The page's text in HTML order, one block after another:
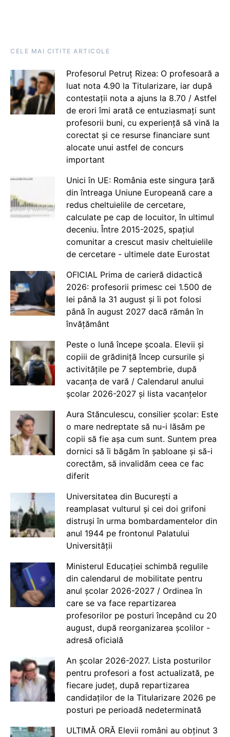
CELE MAI CITITE ARTICOLE
Profesorul Petruț Rizea: O profesoară a
luat nota 4.90 la Titularizare, iar după
contestații nota a ajuns la 8.70 / Astfel
de erori îmi arată ce entuziasmați sunt
profesorii buni, cu experiență să vină la
corectat și ce resurse financiare sunt
alocate unui astfel de concurs
important
Unici în UE: România este singura țară
din întreaga Uniune Europeană care a
redus cheltuielile de cercetare,
calculate pe cap de locuitor, în ultimul
deceniu. Între 2015-2025, spațiul
comunitar a crescut masiv cheltuielile
de cercetare - ultimele date Eurostat
OFICIAL Prima de carieră didactică
2026: profesorii primesc cei 1.500 de
lei până la 31 august și îi pot folosi
până în august 2027 dacă rămân în
învățământ
Peste o lună începe școala. Elevii și
copiii de grădiniță încep cursurile și
activitățile pe 7 septembrie, după
vacanța de vară / Calendarul anului
școlar 2026-2027 și lista vacanțelor
Aura Stănculescu, consilier școlar: Este
o mare nedreptate să nu-i lăsăm pe
copii să fie așa cum sunt. Suntem prea
dornici să îi băgăm în șabloane și să-i
corectăm, să invalidăm ceea ce fac
diferit
Universitatea din București a
reamplasat vulturul și cei doi grifoni
distruși în urma bombardamentelor din
anul 1944 pe frontonul Palatului
Universității
Ministerul Educației schimbă regulile
din calendarul de mobilitate pentru
anul școlar 2026-2027 / Ordinea în
care se va face repartizarea
profesorilor pe posturi începând cu 20
august, după reorganizarea școlilor -
adresă oficială
An școlar 2026-2027. Lista posturilor
pentru profesori a fost actualizată, pe
fiecare județ, după repartizarea
candidaților de la Titularizare 2026 pe
posturi pe perioadă nedeterminată
ULTIMĂ ORĂ Elevii români au obținut 3